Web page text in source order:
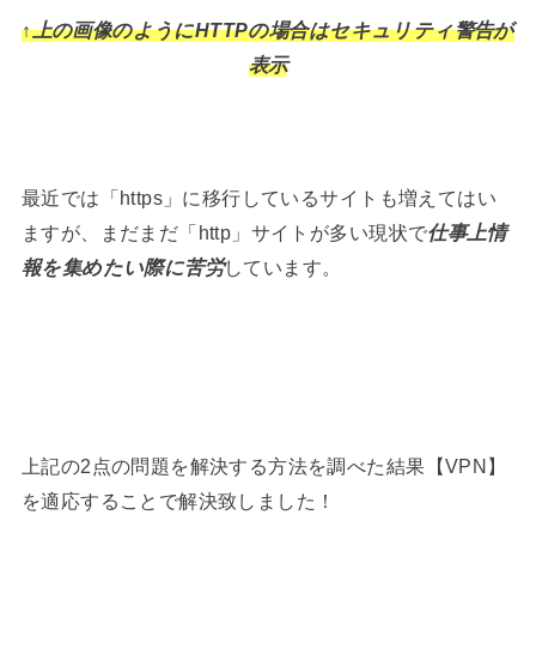
↑上の画像のようにHTTPの場合はセキュリティ警告が
表示
最近では「https」に移行しているサイトも増えてはい
ますが、まだまだ「http」サイトが多い現状で仕事上情
報を集めたい際に苦労しています。
上記の2点の問題を解決する方法を調べた結果【VPN】
を適応することで解決致しました！